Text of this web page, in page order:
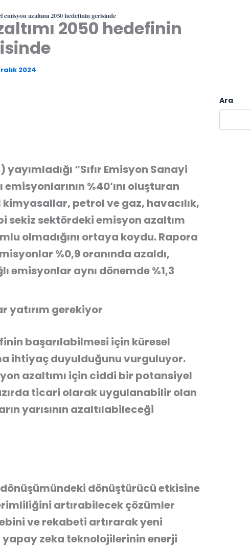
emisyon azaltımı 2050 hedefinin gerisinde
2050 hedefinin
2024
yayımladığı “Sıfır Emisyon Sanayi
%40’ını oluşturan
petrol ve gaz, havacılık,
sekiz sektördeki emisyon azaltım
olmadığını ortaya koydu. Rapora
%0,9 oranında azaldı,
emisyonlar aynı dönemde %1,3
yatırım gerekiyor
başarılabilmesi için küresel
ihtiyaç duyulduğunu vurguluyor.
azaltımı için ciddi bir potansiyel
ticari olarak uygulanabilir olan
yarısının azaltılabileceği
dönüştürücü etkisine
artırabilecek çözümler
ve rekabeti artırarak yeni
zeka teknolojilerinin enerji
Ara